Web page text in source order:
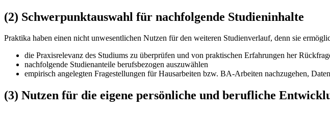
(2) Schwerpunktauswahl für nachfolgende Studieninhalte
Praktika haben einen nicht unwesentlichen Nutzen für den weiteren Studienverlauf, denn sie
die Praxisrelevanz des Studiums zu überprüfen und von praktischen Erfahrungen her
nachfolgende Studienanteile berufsbezogen auszuwählen
empirisch angelegten Fragestellungen für Hausarbeiten bzw. BA-Arbeiten nachzugehen,
(3) Nutzen für die eigene persönliche und berufliche